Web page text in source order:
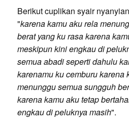
Berikut cuplikan syair
"karena kamu aku rela
berat yang ku rasa karena
meskipun kini engkau di
semua abadi seperti dahulu
karenamu ku cemburu karena
menunggu semua sungguh
karena kamu aku tetap
engkau di peluknya masih".